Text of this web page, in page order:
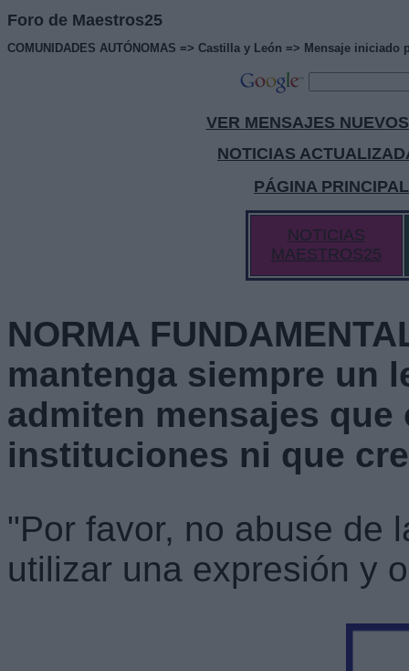
Foro de Maestros25
COMUNIDADES AUTÓNOMAS => Castilla y León => Mensaje iniciado
VER MENSAJES
NOTICIAS
PÁGINA
NOTICIAS
MAESTROS25
NORMA
mantenga siempre un
admiten mensajes
instituciones ni que
"Por favor, no abuse de
utilizar una expresión y